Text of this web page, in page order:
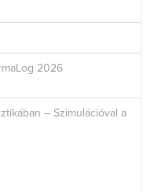
2026
– Szimulációval a